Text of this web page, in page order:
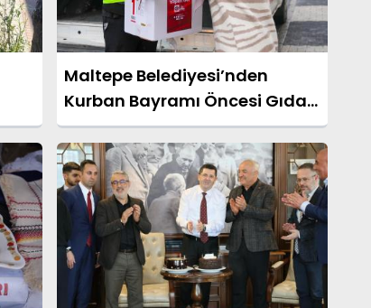
Maltepe Belediyesi’nden
Kurban Bayramı Öncesi Gıda
Desteği